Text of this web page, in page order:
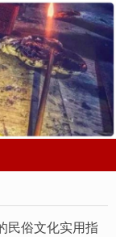
民俗文化实用指